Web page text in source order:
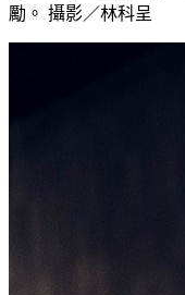
勵。 攝影／林科呈